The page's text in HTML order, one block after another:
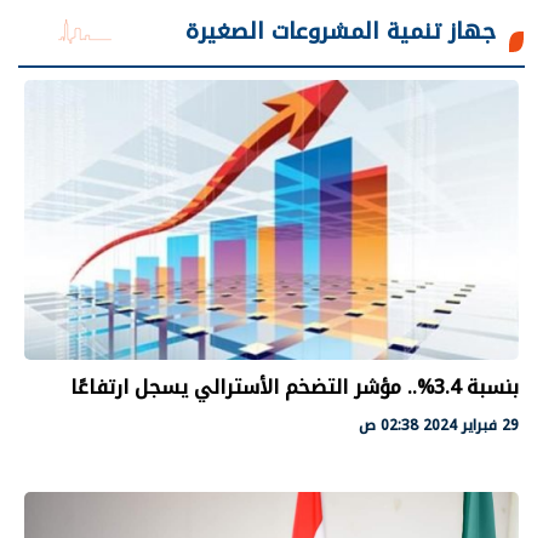
جهاز تنمية المشروعات الصغيرة
بنسبة 3.4%.. مؤشر التضخم الأسترالي يسجل ارتفاعًا
29 فبراير 2024 02:38 ص